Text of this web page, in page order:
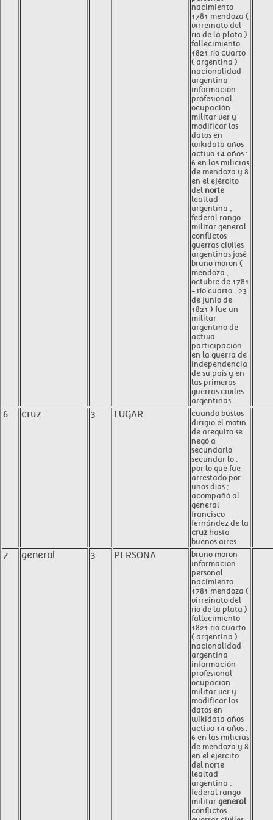
nacimiento
1781 mendoza (
virreinato del
río de la plata )
fallecimiento
1821 río cuarto
( argentina )
nacionalidad
argentina
información
profesional
ocupación
militar ver y
modificar los
datos en
wikidata años
activo 14 años :
6 en las milicias
de mendoza y 8
en el ejército
del norte
lealtad
argentina ,
federal rango
militar general
conflictos
guerras civiles
argentinas josé
bruno morón (
mendoza ,
octubre de 1781
- río cuarto , 23
de junio de
1821 ) fue un
militar
argentino de
activa
participación
en la guerra de
independencia
de su país y en
las primeras
guerras civiles
argentinas .
6 cruz 3 LUGAR
cuando bustos
dirigió el motín
de arequito se
negó a
secundarlo
secundar lo ,
por lo que fue
arrestado por
unos días ;
acompañó al
general
francisco
fernández de la
cruz hasta
buenos aires .
7 general 3 PERSONA
bruno morón
información
personal
nacimiento
1781 mendoza (
virreinato del
río de la plata )
fallecimiento
1821 río cuarto
( argentina )
nacionalidad
argentina
información
profesional
ocupación
militar ver y
modificar los
datos en
wikidata años
activo 14 años :
6 en las milicias
de mendoza y 8
en el ejército
del norte
lealtad
argentina ,
federal rango
militar general
conflictos